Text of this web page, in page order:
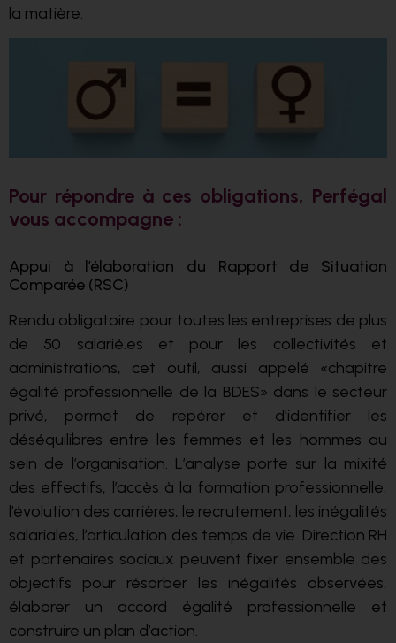
la matière.
Pour répondre à ces obligations, Perfégal
vous accompagne :
Appui à l’élaboration du Rapport de Situation
Comparée (RSC)
Rendu obligatoire pour toutes les entreprises de plus
de 50 salarié.es et pour les collectivités et
administrations, cet outil, aussi appelé «chapitre
égalité professionnelle de la BDES» dans le secteur
privé, permet de repérer et d’identifier les
déséquilibres entre les femmes et les hommes au
sein de l’organisation. L’analyse porte sur la mixité
des effectifs, l’accès à la formation professionnelle,
l’évolution des carrières, le recrutement, les inégalités
salariales, l’articulation des temps de vie. Direction RH
et partenaires sociaux peuvent fixer ensemble des
objectifs pour résorber les inégalités observées,
élaborer un accord égalité professionnelle et
construire un plan d’action.